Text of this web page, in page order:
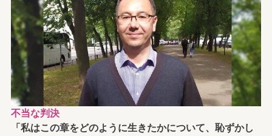
不当な判決
「私はこの章をどのように生きたかについて、恥ずかし